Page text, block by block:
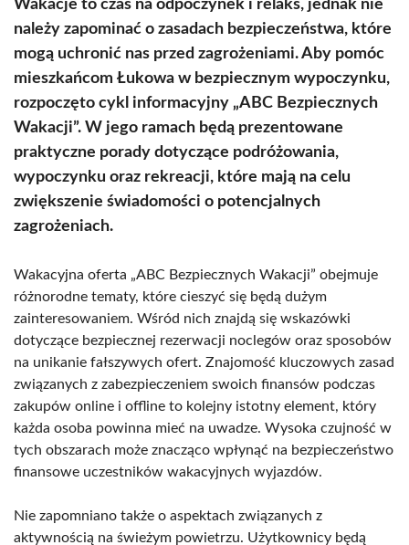
Wakacje to czas na odpoczynek i relaks, jednak nie
należy zapominać o zasadach bezpieczeństwa, które
mogą uchronić nas przed zagrożeniami. Aby pomóc
mieszkańcom Łukowa w bezpiecznym wypoczynku,
rozpoczęto cykl informacyjny „ABC Bezpiecznych
Wakacji”. W jego ramach będą prezentowane
praktyczne porady dotyczące podróżowania,
wypoczynku oraz rekreacji, które mają na celu
zwiększenie świadomości o potencjalnych
zagrożeniach.
Wakacyjna oferta „ABC Bezpiecznych Wakacji” obejmuje
różnorodne tematy, które cieszyć się będą dużym
zainteresowaniem. Wśród nich znajdą się wskazówki
dotyczące bezpiecznej rezerwacji noclegów oraz sposobów
na unikanie fałszywych ofert. Znajomość kluczowych zasad
związanych z zabezpieczeniem swoich finansów podczas
zakupów online i offline to kolejny istotny element, który
każda osoba powinna mieć na uwadze. Wysoka czujność w
tych obszarach może znacząco wpłynąć na bezpieczeństwo
finansowe uczestników wakacyjnych wyjazdów.
Nie zapomniano także o aspektach związanych z
aktywnością na świeżym powietrzu. Użytkownicy będą